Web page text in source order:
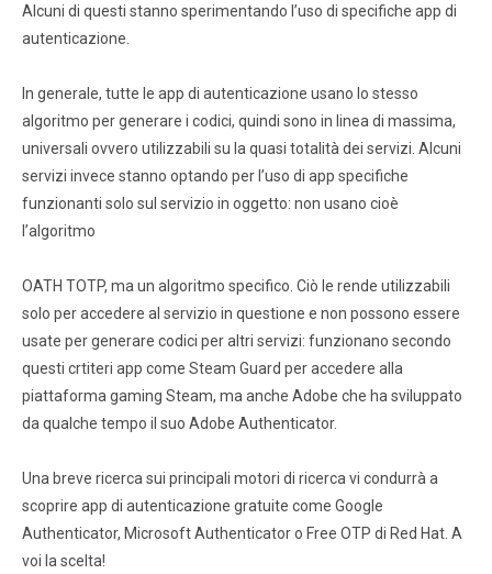
Alcuni di questi stanno sperimentando l’uso di specifiche app di
autenticazione.
In generale, tutte le app di autenticazione usano lo stesso
algoritmo per generare i codici, quindi sono in linea di massima,
universali ovvero utilizzabili su la quasi totalità dei servizi. Alcuni
servizi invece stanno optando per l’uso di app specifiche
funzionanti solo sul servizio in oggetto: non usano cioè
l’algoritmo
OATH TOTP, ma un algoritmo specifico. Ciò le rende utilizzabili
solo per accedere al servizio in questione e non possono essere
usate per generare codici per altri servizi: funzionano secondo
questi crtiteri app come Steam Guard per accedere alla
piattaforma gaming Steam, ma anche Adobe che ha sviluppato
da qualche tempo il suo Adobe Authenticator.
Una breve ricerca sui principali motori di ricerca vi condurrà a
scoprire app di autenticazione gratuite come Google
Authenticator, Microsoft Authenticator o Free OTP di Red Hat. A
voi la scelta!